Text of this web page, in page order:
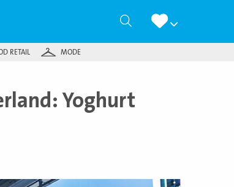
Zoeken
RETAIL MODE
Yoghurt